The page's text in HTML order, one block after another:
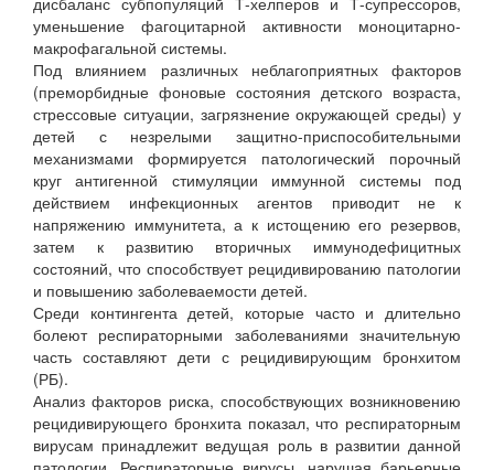
уменьшение фагоцитарной активности моноцитарно-
макрофагальной системы.
Под влиянием различных неблагоприятных факторов
(преморбидные фоновые состояния детского возраста,
стрессовые ситуации, загрязнение окружающей среды) у
детей с незрелыми защитно-приспособительными
механизмами формируется патологический порочный
круг антигенной стимуляции иммунной системы под
действием инфекционных агентов приводит не к
напряжению иммунитета, а к истощению его резервов,
затем к развитию вторичных иммунодефицитных
состояний, что способствует рецидивированию патологии
и повышению заболеваемости детей.
Среди контингента детей, которые часто и длительно
болеют респираторными заболеваниями значительную
часть составляют дети с рецидивирующим бронхитом
(РБ).
Анализ факторов риска, способствующих возникновению
рецидивирующего бронхита показал, что респираторным
вирусам принадлежит ведущая роль в развитии данной